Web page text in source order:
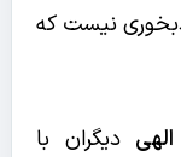
نیست که
دیگران با